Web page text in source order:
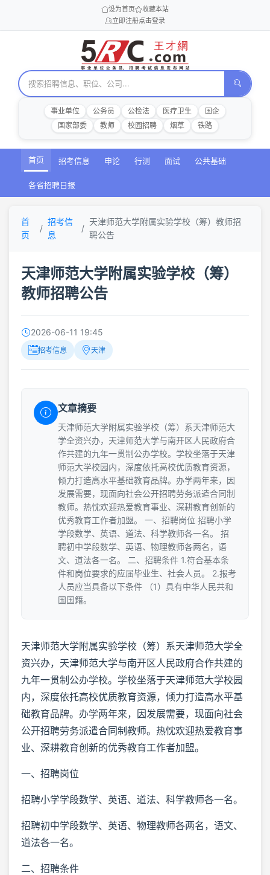
设为首页
收藏本站
立即注册点击登录
事业单位 公务员 公检法 医疗卫生
国企
国家部委
教师 校园招聘 烟草 铁路
首页 招考信息 申论 行测 面试 公共基础
各省招聘日报
首
页
招考信
息
天津师范大学附属实验学校（筹）教师招
聘公告
天津师范大学附属实验学校（筹）
教师招聘公告
2026-06-11 19:45
招考信息 天津
文章摘要
天津师范大学附属实验学校（筹）系天津师范大
学全资兴办，天津师范大学与南开区人民政府合
作共建的九年一贯制公办学校。学校坐落于天津
师范大学校园内，深度依托高校优质教育资源，
倾力打造高水平基础教育品牌。办学两年来，因
发展需要，现面向社会公开招聘劳务派遣合同制
教师。热忱欢迎热爱教育事业、深耕教育创新的
优秀教育工作者加盟。 一、招聘岗位 招聘小学
学段数学、英语、道法、科学教师各一名。 招
聘初中学段数学、英语、物理教师各两名，语
文、道法各一名。 二、招聘条件 1.符合基本条
件和岗位要求的应届毕业生、社会人员。 2.报考
人员应当具备以下条件 （1）具有中华人民共和
国国籍。
天津师范大学附属实验学校（筹）系天津师范大学全
资兴办，天津师范大学与南开区人民政府合作共建的
九年一贯制公办学校。学校坐落于天津师范大学校园
内，深度依托高校优质教育资源，倾力打造高水平基
础教育品牌。办学两年来，因发展需要，现面向社会
公开招聘劳务派遣合同制教师。热忱欢迎热爱教育事
业、深耕教育创新的优秀教育工作者加盟。
一、招聘岗位
招聘小学学段数学、英语、道法、科学教师各一名。
招聘初中学段数学、英语、物理教师各两名，语文、
道法各一名。
二、招聘条件